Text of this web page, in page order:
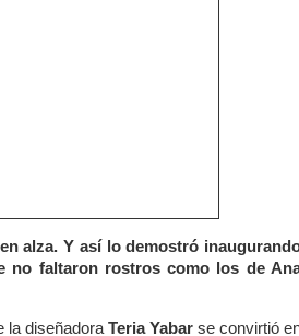
alza. Y así lo demostró
no faltaron rostros como los de
la diseñadoraTeria Yabar se convirtió